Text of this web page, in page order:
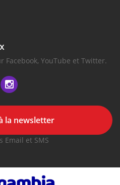
Facebook, YouTube et Twitter.
la newsletter
Email et SMS